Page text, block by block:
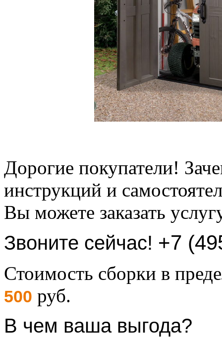
Дорогие покупатели!
инструкций и
Вы можете заказать
Звоните сейчас! +7
Стоимость сборки в
500 руб.
В чем ваша выгода?